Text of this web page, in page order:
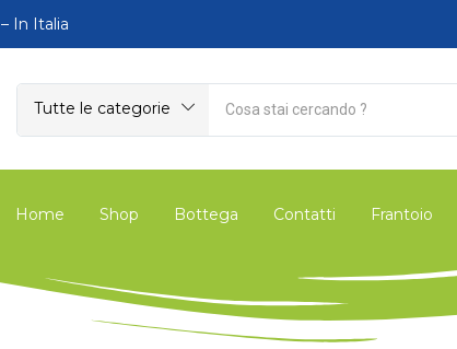
– In Italia
Tutte le categorie
Home Shop Bottega Contatti Frantoio